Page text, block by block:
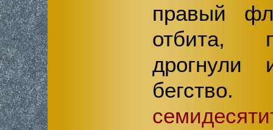
правый
отбита,
дрогнули